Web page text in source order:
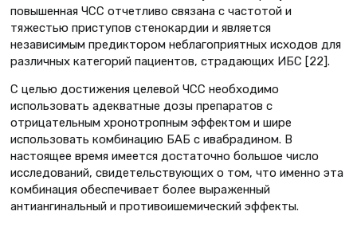
повышенная ЧСС отчетливо связана с частотой и
тяжестью приступов стенокардии и является
независимым предиктором неблагоприятных исходов для
различных категорий пациентов, страдающих ИБС [22].
С целью достижения целевой ЧСС необходимо
использовать адекватные дозы препаратов с
отрицательным хронотропным эффектом и шире
использовать комбинацию БАБ с ивабрадином. В
настоящее время имеется достаточно большое число
исследований, свидетельствующих о том, что именно эта
комбинация обеспечивает более выраженный
антиангинальный и противоишемический эффекты.